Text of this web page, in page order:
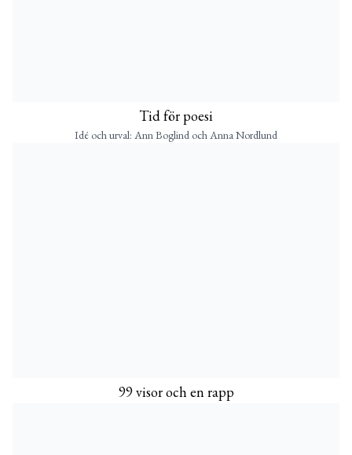
Tid för poesi
Idé och urval: Ann Boglind och Anna Nordlund
99 visor och en rapp